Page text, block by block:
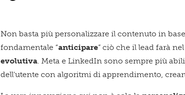
Non basta più personalizzare il contenuto in
fondamentale “anticipare” ciò che il lead farà
evolutiva. Meta e LinkedIn sono sempre più
dell'utente con algoritmi di apprendimento,